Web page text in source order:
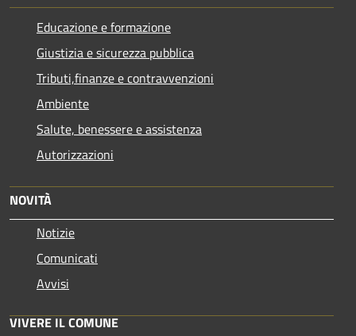
Educazione e formazione
Giustizia e sicurezza pubblica
Tributi,finanze e contravvenzioni
Ambiente
Salute, benessere e assistenza
Autorizzazioni
NOVITÀ
Notizie
Comunicati
Avvisi
VIVERE IL COMUNE